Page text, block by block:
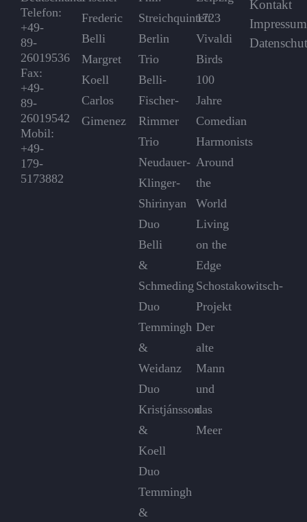
Telefon:
+49-
89-
26019536
Fax:
+49-
89-
26019542
Mobil:
+49-
179-
5173882
Frederic
Belli
Margret
Koell
Carlos
Gimenez
Streichquintett
Berlin
Trio
Belli-
Fischer-
Rimmer
Trio
Neudauer-
Klinger-
Shirinyan
Duo
Belli
&
Schmeding
Duo
Temmingh
&
Weidanz
Duo
Kristjánsson
&
Koell
Duo
Temmingh
&
1723
Vivaldi
Birds
100
Jahre
Comedian
Harmonists
Around
the
World
Living
on the
Edge
Schostakowitsch-
Projekt
Der
alte
Mann
und
das
Meer
Kontakt
Impressum